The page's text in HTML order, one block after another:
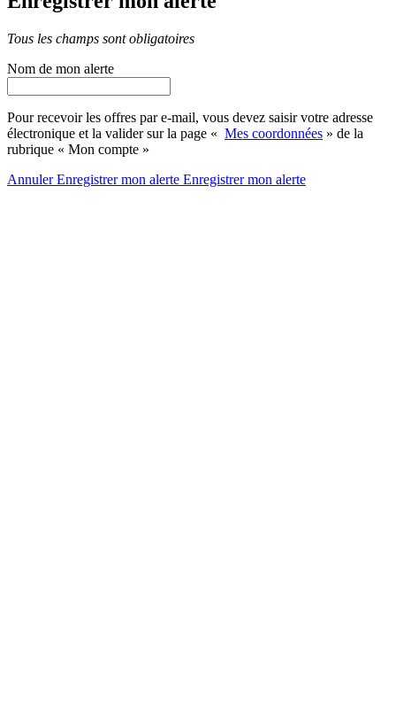
Tous les champs sont obligatoires
Nom de mon alerte
Pour recevoir les offres par e-mail, vous devez saisir votre adresse
électronique et la valider sur la page « Mes coordonnées » de la
rubrique « Mon compte »
AnnulerEnregistrer mon alerte Enregistrermon alerte